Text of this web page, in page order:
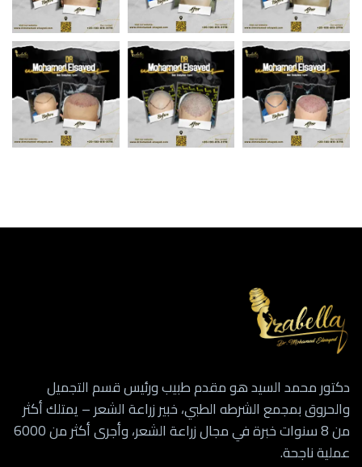
دكتور محمد السيد هو مقدم طبيب ورئيس قسم التجميل
والحروق بمجمع الشرطه الطبي، خبير زراعة الشعر – يمتلك أكثر
من 8 سنوات خبرة في مجال زراعة الشعر، وأجرى أكثر من 6000
عملية ناجحة.